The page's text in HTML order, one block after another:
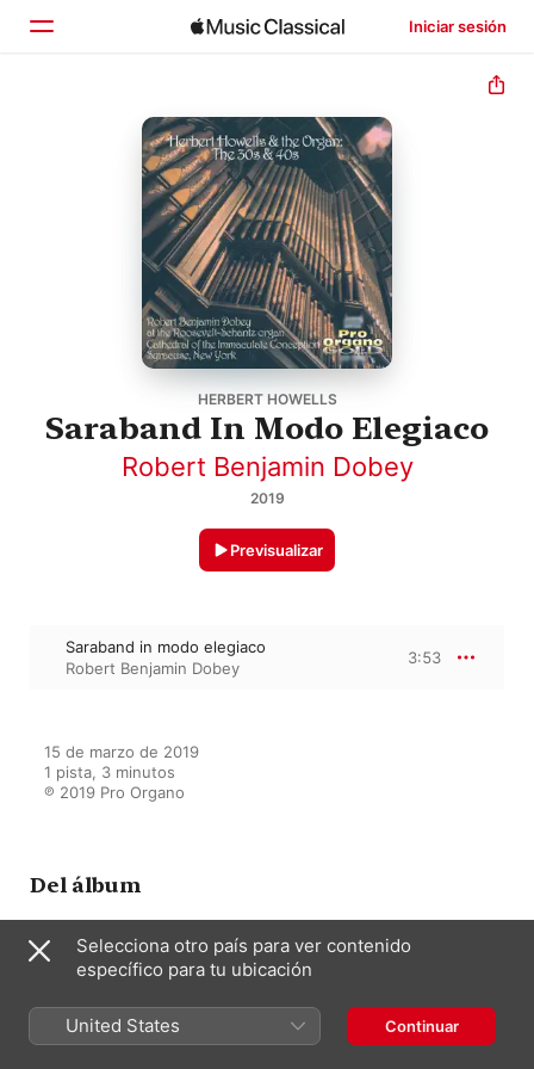
Iniciar sesión
Explorar
HERBERT HOWELLS
Saraband In Modo Elegiaco
Robert Benjamin Dobey
2019
Previsualizar
Saraband in modo elegiaco
Robert Benjamin Dobey
3:53
15 de marzo de 2019
1 pista, 3 minutos
℗ 2019 Pro Organo
Del álbum
Howells: Organ Music
Robert Benjamin Dobey
Selecciona otro país para ver contenido
específico para tu ubicación
United States Continuar